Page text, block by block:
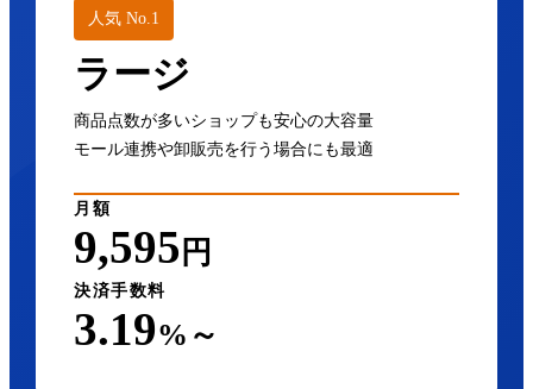
人気 No.1
ラージ
商品点数が多いショップも安心の大容量
モール連携や卸販売を行う場合にも最適
月額
9,595 円
決済手数料
3.19%～